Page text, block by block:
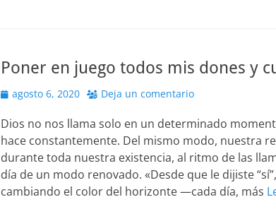
Poner en juego todos mis dones y
Publicado
agosto 6, 2020 Deja un comentario
Dios no nos llama solo en un determinado
hace constantemente. Del mismo modo, nuestra
durante toda nuestra existencia, al ritmo de las
día de un modo renovado. «Desde que le dijiste
cambiando el color del horizonte —cada día, más